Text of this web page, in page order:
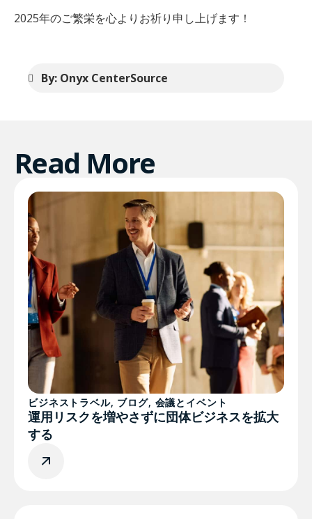
2025年のご繁栄を心よりお祈り申し上げます！
By: Onyx CenterSource
Read More
ビジネストラベル, ブログ, 会議とイベント
運用リスクを増やさずに団体ビジネスを拡大
する